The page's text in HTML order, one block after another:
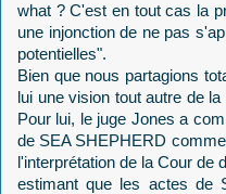
what ? C'est en tout cas la
une injonction de ne pas
potentielles".
Bien que nous partagions
lui une vision tout autre de
Pour lui, le juge Jones a
de SEA SHEPHERD
l'interprétation de la Cour de
estimant que les actes de